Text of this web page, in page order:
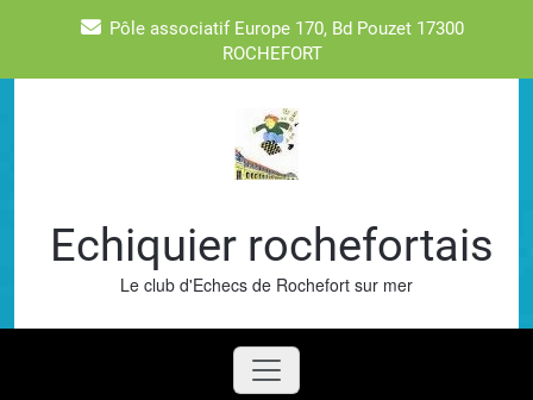
Pôle associatif Europe 170, Bd Pouzet 17300
ROCHEFORT
Echiquier rochefortais
Le club d'Echecs de Rochefort sur mer